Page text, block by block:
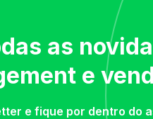
as
e
e fique por dentro do